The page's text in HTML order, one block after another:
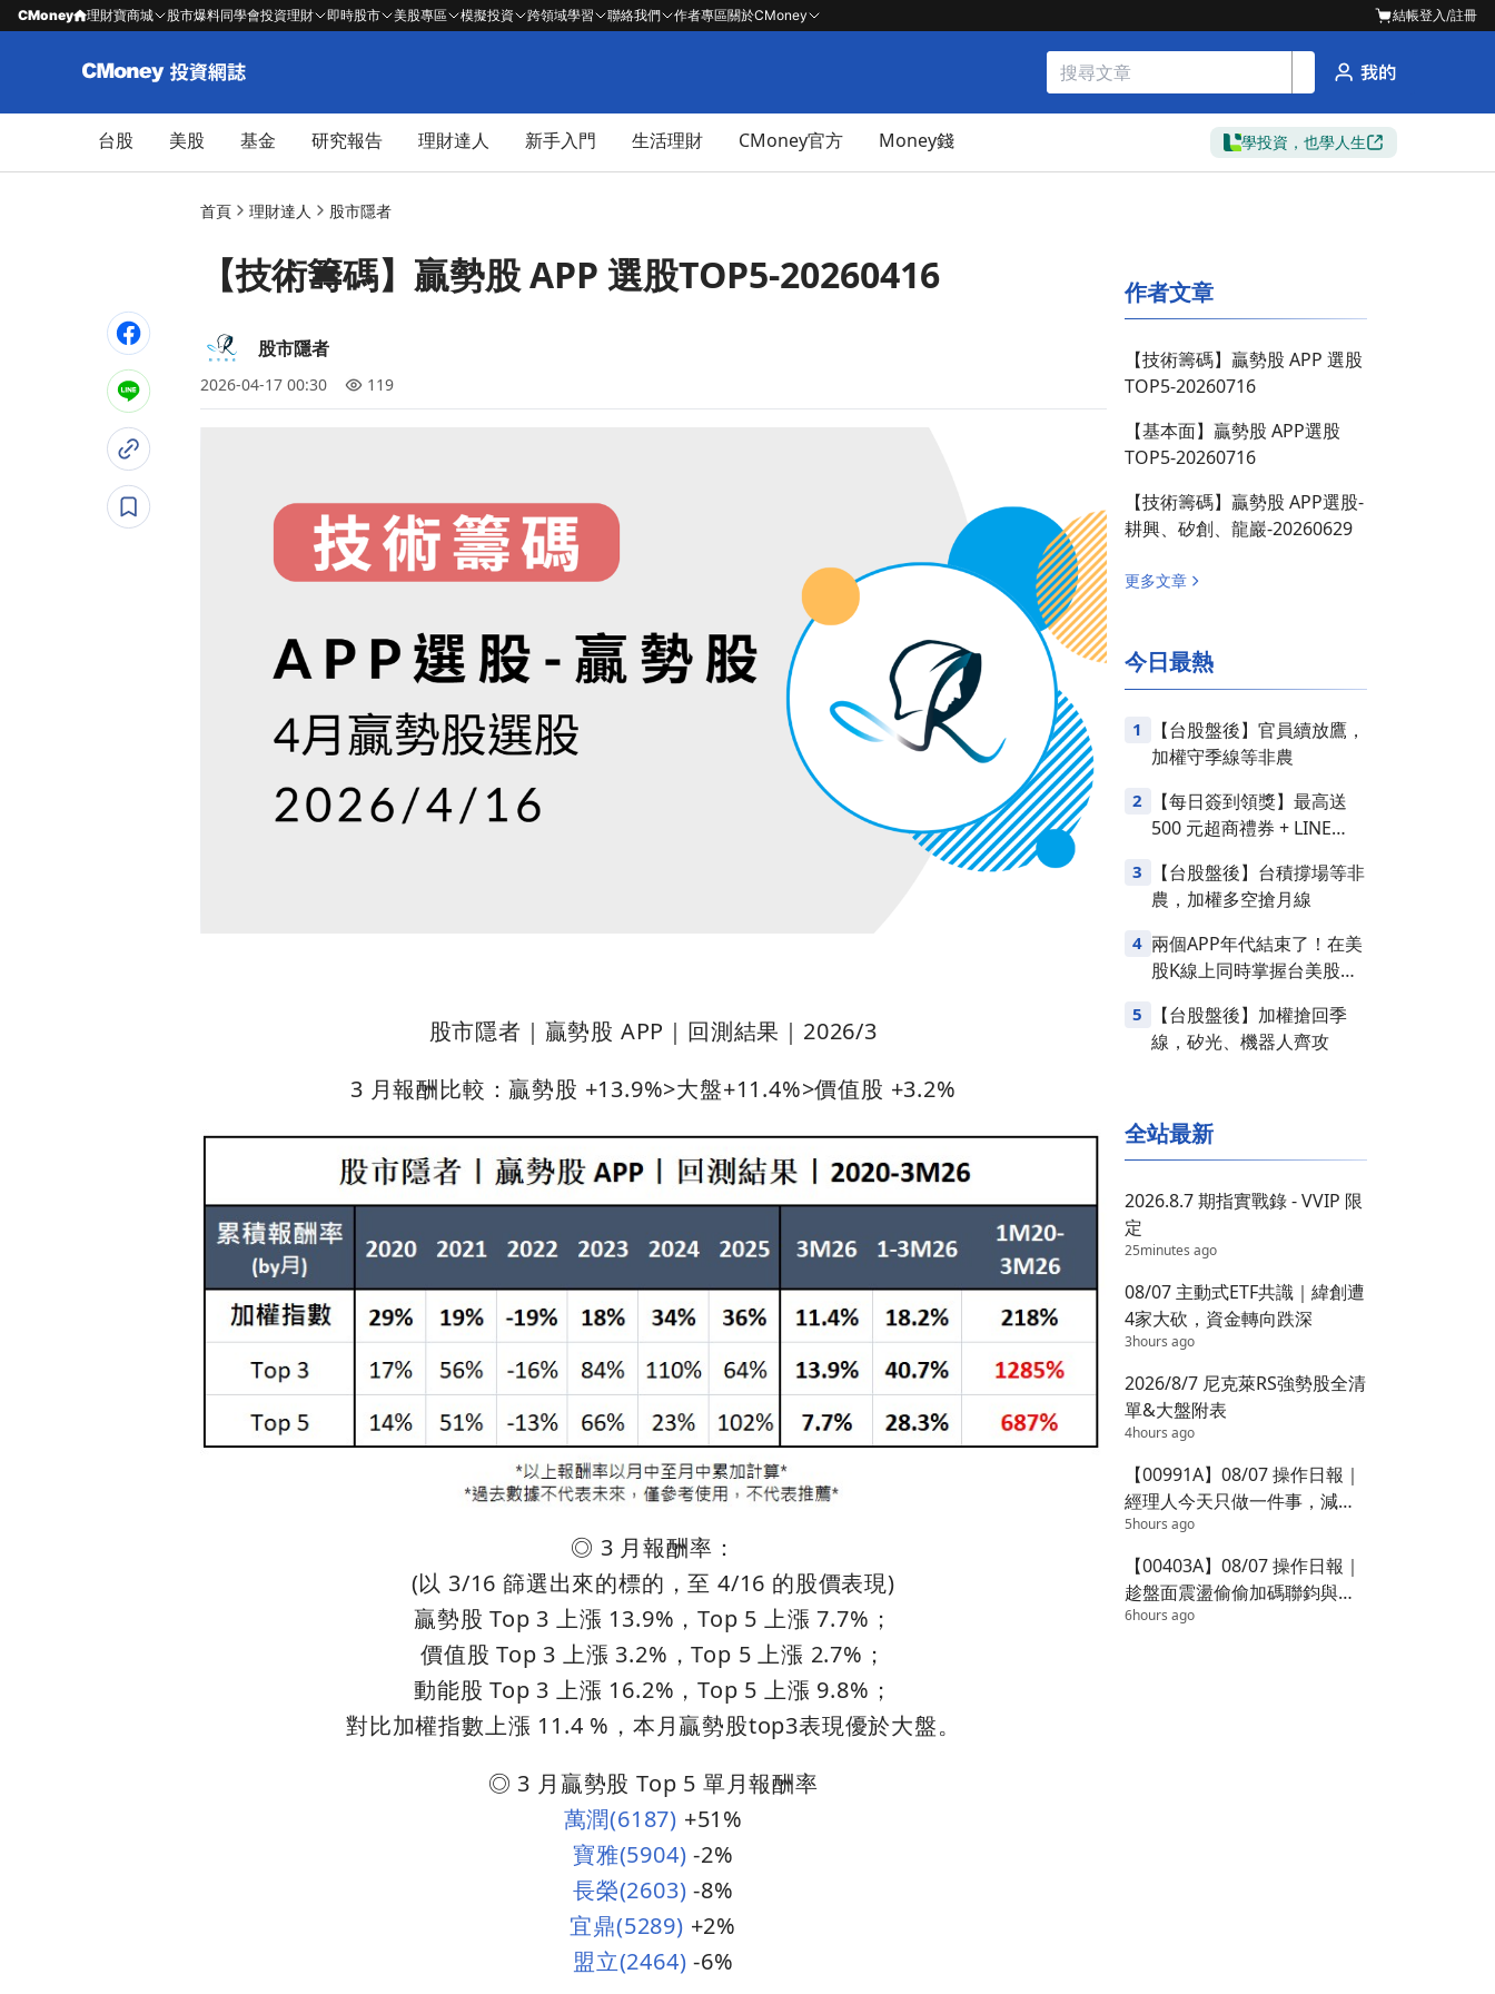
CMoney 理財寶商城 股市爆料同學會投資理財 即時股市 美股專區 模擬投資 跨領域學習 聯絡我們 作者專區關於CMoney 結帳登入/註冊
台股 美股 基金 研究報告 理財達人 新手入門 生活理財 CMoney官方 Money錢 學投資，也學人生
首頁 理財達人 股市隱者
【技術籌碼】贏勢股 APP 選股TOP5-20260416
股市隱者
2026-04-17 00:30 119
股市隱者｜贏勢股 APP｜回測結果｜2026/3
3 月報酬比較：贏勢股 +13.9%>大盤+11.4%>價值股 +3.2%
◎ 3 月報酬率：
(以 3/16 篩選出來的標的，至 4/16 的股價表現)
贏勢股 Top 3 上漲 13.9%，Top 5 上漲 7.7%；
價值股 Top 3 上漲 3.2%，Top 5 上漲 2.7%；
動能股 Top 3 上漲 16.2%，Top 5 上漲 9.8%；
對比加權指數上漲 11.4 %，本月贏勢股top3表現優於大盤。
◎ 3 月贏勢股 Top 5 單月報酬率
萬潤(6187) +51%
寶雅(5904) -2%
長榮(2603) -8%
宜鼎(5289) +2%
盟立(2464) -6%
作者文章
【技術籌碼】贏勢股 APP 選股
TOP5-20260716
【基本面】贏勢股 APP選股
TOP5-20260716
【技術籌碼】贏勢股 APP選股-
耕興、矽創、龍巖-20260629
更多文章
今日最熱
1
【台股盤後】官員續放鷹，
加權守季線等非農
2
【每日簽到領獎】最高送
500 元超商禮券 + LINE
3
【台股盤後】台積撐場等非
農，加權多空搶月線
4 兩個APP年代結束了！在美
股K線上同時掌握台美股損
5
【台股盤後】加權搶回季
線，矽光、機器人齊攻
全站最新
2026.8.7 期指實戰錄 - VVIP 限
定
25minutes ago
08/07 主動式ETF共識｜緯創遭
4家大砍，資金轉向跌深
3hours ago
2026/8/7 尼克萊RS強勢股全清
單&大盤附表
4hours ago
【00991A】08/07 操作日報｜
經理人今天只做一件事，減碼
台積電
5hours ago
【00403A】08/07 操作日報｜
趁盤面震盪偷偷加碼聯鈞與長
興
6hours ago